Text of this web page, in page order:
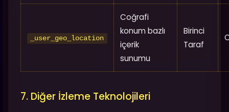
_user_geo_location
Coğrafi
konum bazlı
içerik
sunumu
Birinci
Taraf
7. Diğer İzleme Teknolojileri